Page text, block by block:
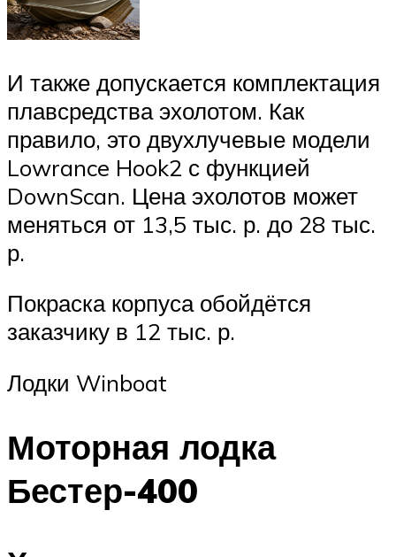
И также допускается комплектация
плавсредства эхолотом. Как
правило, это двухлучевые модели
Lowrance Hook2 с функцией
DownScan. Цена эхолотов может
меняться от 13,5 тыс. р. до 28 тыс.
р.
Покраска корпуса обойдётся
заказчику в 12 тыс. р.
Лодки Winboat
Моторная лодка
Бестер-400